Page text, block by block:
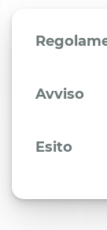
Avviso
Esito